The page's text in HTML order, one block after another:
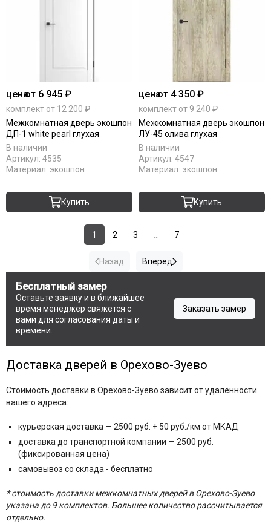
ценаот 6 945 ₽
комплект от 12 200 ₽
Межкомнатная дверь экошпон
ДП-1 white pearl глухая
В наличии
Артикул: 4535
Материал: экошпон
Купить
ценаот 4 350 ₽
комплект от 9 240 ₽
Межкомнатная дверь экошпон
ЛУ-45 олива глухая
В наличии
Артикул: 4547
Материал: экошпон
Купить
Назад
1 2 3 7
Вперед
Бесплатный замер
Оставьте заявку и в ближайшее
время менеджер свяжется с
вами для согласования даты и
времени.
Заказать замер
Доставка дверей в Орехово-Зуево
Стоимость доставки в Орехово-Зуево зависит от удалённости
вашего адреса:
курьерская доставка — 2500 руб. + 50 руб./км от МКАД
доставка до транспортной компании — 2500 руб.
(фиксированная цена)
самовывоз со склада - бесплатно
* стоимость доставки межкомнатных дверей в Орехово-Зуево
указана до 9 комплектов. Большее количество рассчитывается
отдельно.